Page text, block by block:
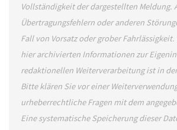
Vollständigkeit der dargestellten Meldung.
Übertragungsfehlern oder anderen
Fall von Vorsatz oder grober
hier archivierten Informationen zur
redaktionellen Weiterverarbeitung ist in
Bitte klären Sie vor einer
urheberrechtliche Fragen mit dem
Eine systematische Speicherung dieser